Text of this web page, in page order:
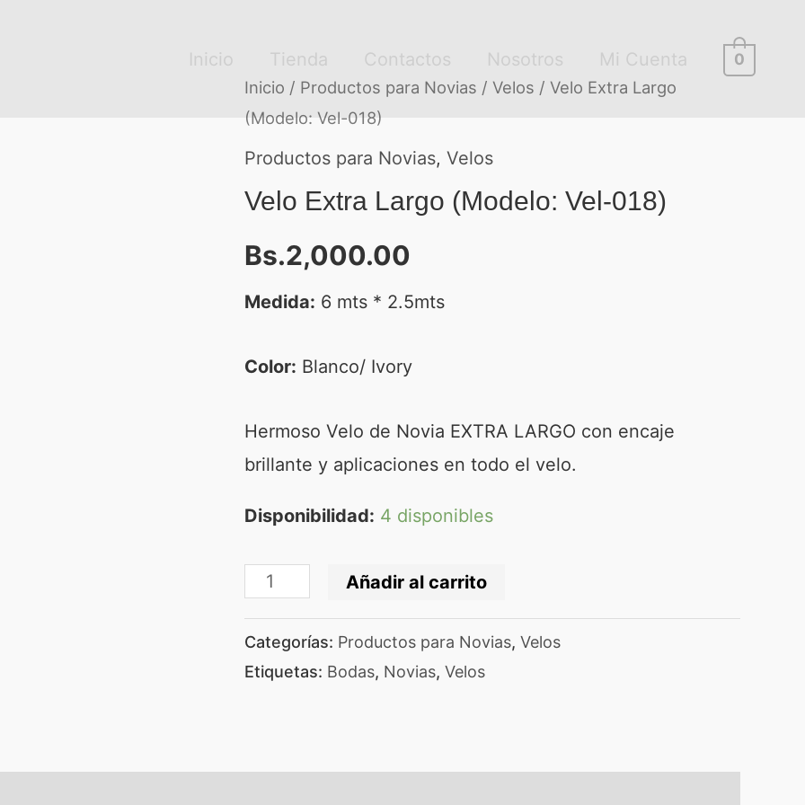
Inicio Tienda Contactos Nosotros Mi Cuenta 0
Inicio / Productos para Novias / Velos / Velo Extra Largo
(Modelo: Vel-018)
Productos para Novias, Velos
Velo Extra Largo (Modelo: Vel-018)
Bs.2,000.00
Medida: 6 mts * 2.5mts
Color: Blanco/ Ivory
Hermoso Velo de Novia EXTRA LARGO con encaje
brillante y aplicaciones en todo el velo.
Disponibilidad: 4 disponibles
Velo
Extra
Largo
(Modelo:
018)
Añadir al carrito
Categorías: Productos para Novias, Velos
Etiquetas: Bodas, Novias, Velos